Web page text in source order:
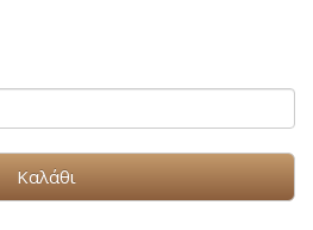
Καλάθι